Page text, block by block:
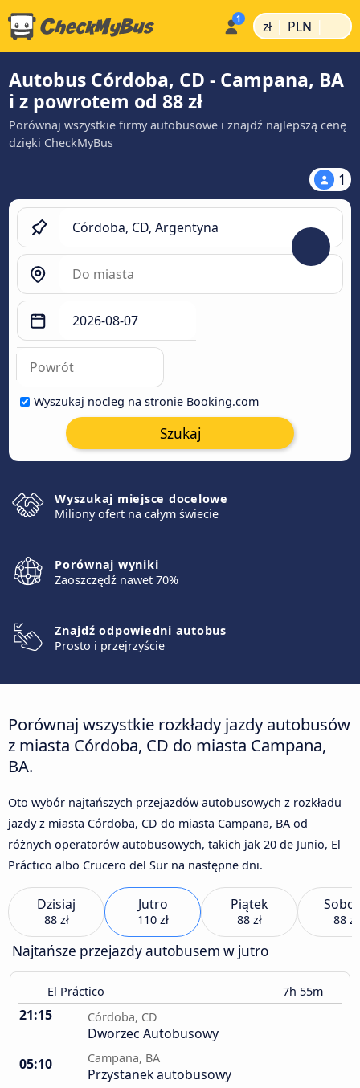
zł | PLN |
Autobus Córdoba, CD - Campana, BA
i z powrotem od 88 zł
Porównaj wszystkie firmy autobusowe i znajdź najlepszą cenę
dzięki CheckMyBus
1
Wyszukaj nocleg na stronie Booking.com
Szukaj
Wyszukaj miejsce docelowe
Miliony ofert na całym świecie
Porównaj wyniki
Zaoszczędź nawet 70%
Znajdź odpowiedni autobus
Prosto i przejrzyście
Porównaj wszystkie rozkłady jazdy autobusów
z miasta Córdoba, CD do miasta Campana,
BA.
Oto wybór najtańszych przejazdów autobusowych z rozkładu
jazdy z miasta Córdoba, CD do miasta Campana, BA od
różnych operatorów autobusowych, takich jak 20 de Junio, El
Práctico albo Crucero del Sur na następne dni.
Dzisiaj
88 zł
Jutro
110 zł
Piątek
88 zł 88 zł
Najtańsze przejazdy autobusem w jutro
El Práctico 7h 55m
21:15 Córdoba, CD
Dworzec Autobusowy
05:10
Campana, BA
Przystanek autobusowy